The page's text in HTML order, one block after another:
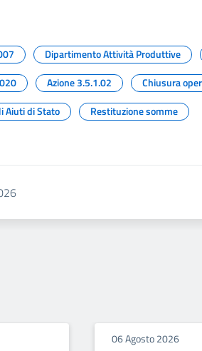
Dipartimento Attività Produttive
Azione 3.5.1.02 Chiusura
Aiuti di Stato
Restituzione somme
06 Agosto 2026